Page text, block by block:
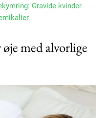
Gravide kvinder
med alvorlige